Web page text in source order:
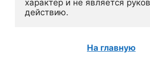
характер и не является
действию.
На главную